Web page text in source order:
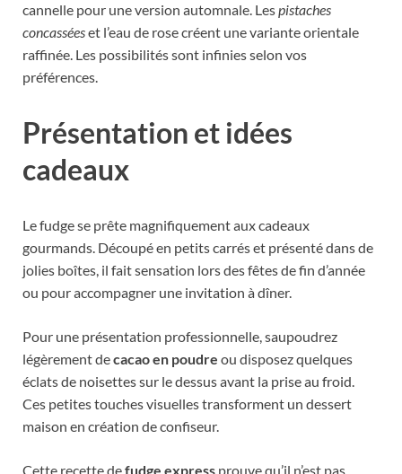
cannelle pour une version automnale. Lespistaches
concasséeset l’eau de rose créent une variante orientale
raffinée. Les possibilités sont infinies selon vos
préférences.
Présentation et idées
cadeaux
Le fudge se prête magnifiquement aux cadeaux
gourmands. Découpé en petits carrés et présenté dans de
jolies boîtes, il fait sensation lors des fêtes de fin d’année
ou pour accompagner une invitation à dîner.
Pour une présentation professionnelle, saupoudrez
légèrement decacao en poudre ou disposez quelques
éclats de noisettes sur le dessus avant la prise au froid.
Ces petites touches visuelles transforment un dessert
maison en création de confiseur.
Cette recette defudge express prouve qu’il n’est pas